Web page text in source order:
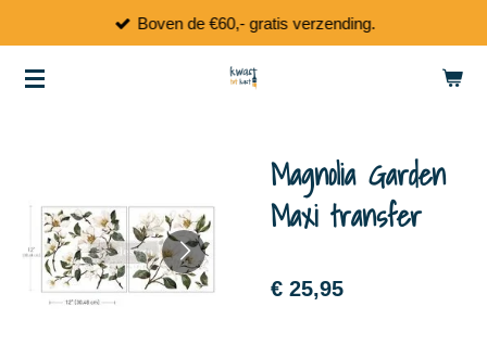
naar
Boven de €60,- gratis verzending.
Magnolia Garden
Maxi transfer
€ 25,95